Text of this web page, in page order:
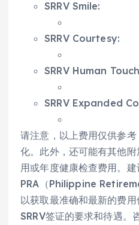
SRRV Smile:
SRRV Courtesy:
SRRV Human
SRRV Expanded
请注意，以上费用仅供参
化。此外，还可能有其他
用或年度健康检查费用。
PRA（Philippine
以获取最准确和最新的费
SRRV签证的要求和待遇。